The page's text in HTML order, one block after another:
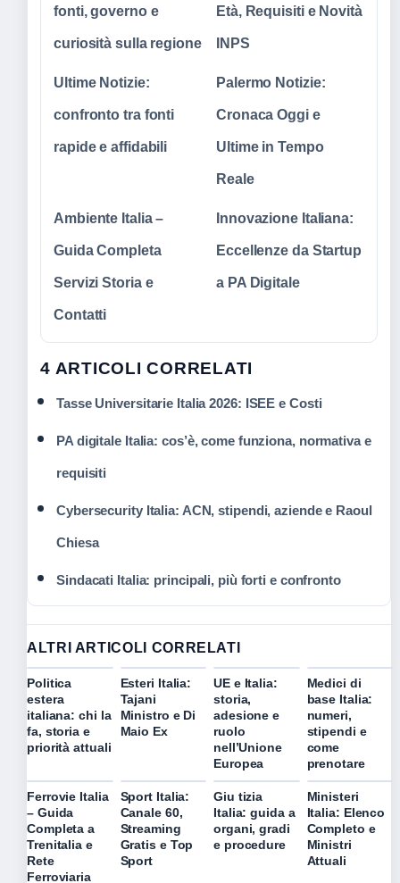
fonti, governo e
curiosità sulla regione
Età, Requisiti e Novità
INPS
Ultime Notizie:
confronto tra fonti
rapide e affidabili
Palermo Notizie:
Cronaca Oggi e
Ultime in Tempo
Reale
Ambiente Italia –
Guida Completa
Servizi Storia e
Contatti
Innovazione Italiana:
Eccellenze da Startup
a PA Digitale
4 ARTICOLI CORRELATI
Tasse Universitarie Italia 2026: ISEE e Costi
PA digitale Italia: cos’è, come funziona, normativa e
requisiti
Cybersecurity Italia: ACN, stipendi, aziende e Raoul
Chiesa
Sindacati Italia: principali, più forti e confronto
ALTRI ARTICOLI CORRELATI
Politica
estera
italiana: chi la
fa, storia e
priorità attuali
Esteri Italia:
Tajani
Ministro e Di
Maio Ex
UE e Italia:
storia,
adesione e
ruolo
nell’Unione
Europea
Medici di
base Italia:
numeri,
stipendi e
come
prenotare
Ferrovie Italia
– Guida
Completa a
Trenitalia e
Rete
Ferroviaria
Sport Italia:
Canale 60,
Streaming
Gratis e Top
Sport
Giu tizia
Italia: guida a
organi, gradi
e procedure
Ministeri
Italia: Elenco
Completo e
Ministri
Attuali